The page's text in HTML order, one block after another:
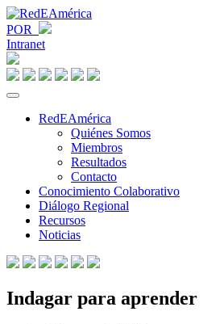
POR
Intranet
RedEAmérica
Quiénes Somos
Miembros
Resultados
Contacto
Conocimiento Colaborativo
Diálogo Regional
Recursos
Noticias
Indagar para aprender